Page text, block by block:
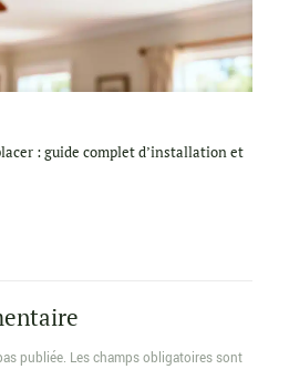
: guide complet d’installation et
publiée. Les champs obligatoires sont